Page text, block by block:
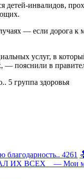
детей-инвалидов,
— если дорога
услуг, в
— пояснили в
5 группа здоровья
4261
ИХ ВСЕХ — Мои